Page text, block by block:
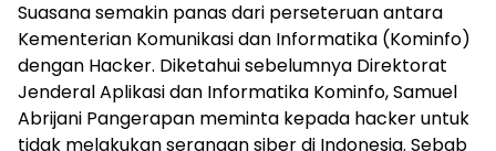
Suasana semakin panas dari perseteruan antara
Kementerian Komunikasi dan Informatika (Kominfo)
dengan Hacker. Diketahui sebelumnya Direktorat
Jenderal Aplikasi dan Informatika Kominfo, Samuel
Abrijani Pangerapan meminta kepada hacker untuk
tidak melakukan serangan siber di Indonesia. Sebab